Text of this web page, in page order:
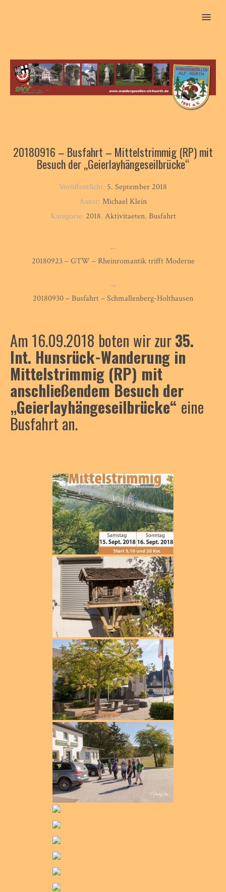
MENU
Am 16.09.2018 boten wir zur35.
Int. Hunsrück-Wanderung in
Mittelstrimmig (RP) mit
anschließendem Besuch der
„Geierlayhängeseilbrücke“ eine
Busfahrt an.
20180916 – Busfahrt – Mittelstrimmig (RP) mit
Besuch der „Geierlayhängeseilbrücke“
Veröffentlicht: 5. September 2018
Autor: Michael Klein
Kategorie: 2018, Aktivitaeten, Busfahrt
←
20180923 – GTW – Rheinromantik trifft Moderne
→
20180930 – Busfahrt – Schmallenberg-Holthausen